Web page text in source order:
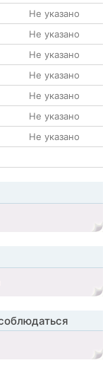
Не указано
Не указано
Не указано
Не указано
Не указано
Не указано
Не указано